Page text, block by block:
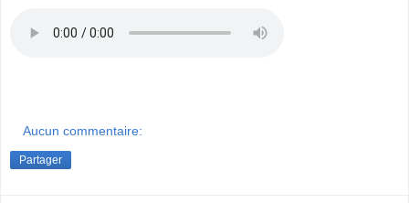
Aucun commentaire:
Partager